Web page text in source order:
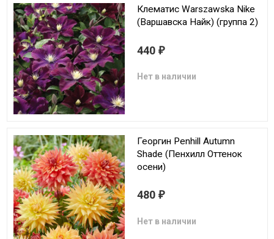
Клематис Warszawska Nike
(Варшавска Найк) (группа 2)
440 ₽
Нет в наличии
Георгин Penhill Autumn
Shade (Пенхилл Оттенок
осени)
480 ₽
Нет в наличии